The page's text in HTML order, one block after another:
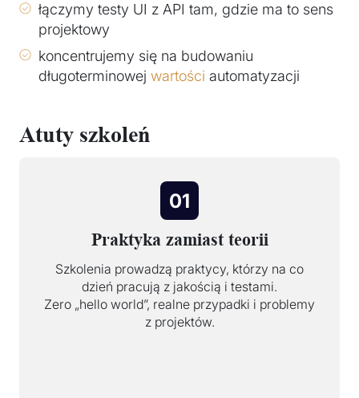
łączymy testy UI z API tam, gdzie ma to sens
projektowy
koncentrujemy się na budowaniu
długoterminowej wartości automatyzacji
Atuty szkoleń
01
Praktyka zamiast teorii
Szkolenia prowadzą praktycy, którzy na co
dzień pracują z jakością i testami.
Zero „hello world”, realne przypadki i problemy
z projektów.